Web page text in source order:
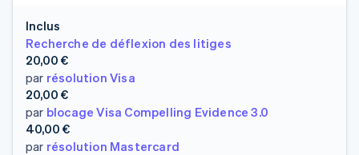
Inclus
Recherche de déflexion des litiges
20,00 €
par résolution Visa
20,00 €
par blocage Visa Compelling Evidence 3.0
40,00 €
par résolution Mastercard